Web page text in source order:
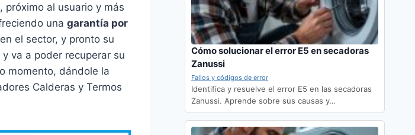
, próximo al usuario y más
una garantía por
el sector, y pronto su
va a poder recuperar su
momento, dándole la
Calderas y Termos
Cómo solucionar el error E5 en secadoras
Zanussi
Fallos y códigos de error
Identifica y resuelve el error E5 en las secadoras
Zanussi. Aprende sobre sus causas y…